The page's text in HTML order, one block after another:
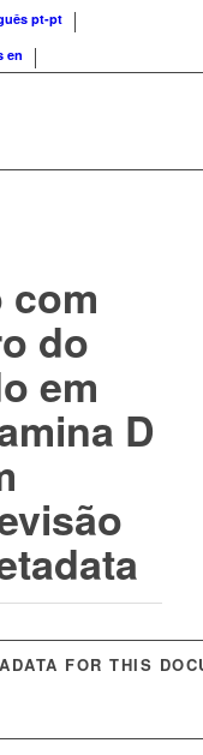
pt-pt
en
com
do
em
D
FOR THIS